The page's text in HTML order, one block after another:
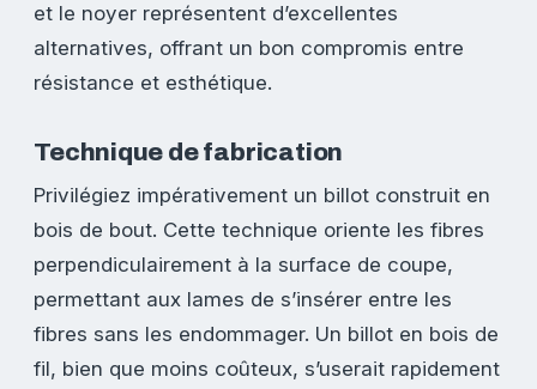
et le noyer représentent d’excellentes
alternatives, offrant un bon compromis entre
résistance et esthétique.
Technique de fabrication
Privilégiez impérativement un billot construit en
bois de bout. Cette technique oriente les fibres
perpendiculairement à la surface de coupe,
permettant aux lames de s’insérer entre les
fibres sans les endommager. Un billot en bois de
fil, bien que moins coûteux, s’userait rapidement